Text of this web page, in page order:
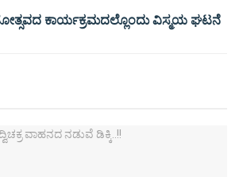
ಕಾರ್ಯಕ್ರಮದಲ್ಲೊಂದು ವಿಸ್ಮಯ ಘಟನೆ